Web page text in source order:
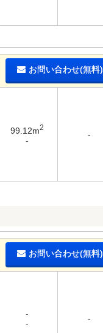
お問い合わせ(無料)
99.12m2
-
-
お問い合わせ(無料)
-
-
-